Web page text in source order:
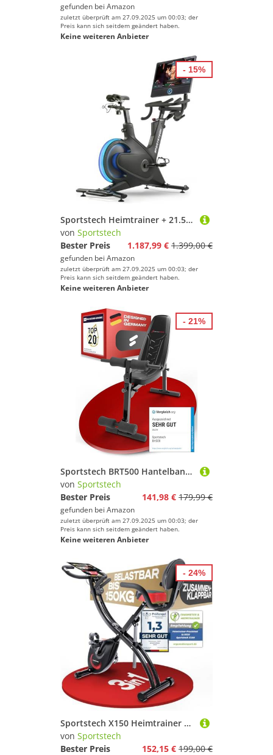
gefunden bei Amazon
zuletzt überprüft am 27.09.2025 um 00:03; der
Preis kann sich seitdem geändert haben.
Keine weiteren Anbieter
Sportstech Heimtrainer + 21.5" Touch Display - Deutsche Qualitätsmarke - APP mit Live Workouts & Kursen Fitnessbike mit patentierter LED Technologie, Ergometer, sBike (sBike schwarz)
von Sportstech
Bester Preis
1.187,99 € 1.399,00 €
gefunden bei Amazon
zuletzt überprüft am 27.09.2025 um 00:03; der
Preis kann sich seitdem geändert haben.
Keine weiteren Anbieter
- 15%
Sportstech BRT500 Hantelbank für Zuhause, 17-fach verstellbar, Schräg- und Flachbank, mit Beincurler, klappbar, Liegestützgriffe, 300 kg belastbar, Ganzkörper-Workout, Multifunktions Fitnessbank
von Sportstech
Bester Preis
141,98 € 179,99 €
gefunden bei Amazon
zuletzt überprüft am 27.09.2025 um 00:03; der
Preis kann sich seitdem geändert haben.
Keine weiteren Anbieter
- 21%
Sportstech X150 Heimtrainer Fahrrad - Klappbar 3in1 Hometrainer Fahrrad Liegeergometer mit Power Ropes, Ergometer Heimtrainer bis 150kg Belastbar, Indoor Bike für Kardio-Training zu Hause
von Sportstech
Bester Preis
152,15 € 199,00 €
- 24%